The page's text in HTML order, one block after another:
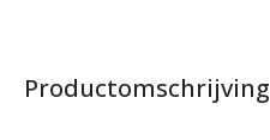
Productomschrijving